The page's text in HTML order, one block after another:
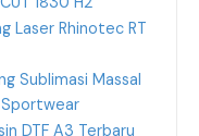
Laser Rhinotec RT
Sublimasi Massal
DTF A3 Terbaru